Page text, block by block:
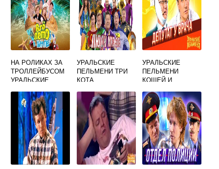
НА РОЛИКАХ ЗА
ТРОЛЛЕЙБУСОМ
УРАЛЬСКИЕ
УРАЛЬСКИЕ
ПЕЛЬМЕНИ ТРИ
КОТА
УРАЛЬСКИЕ
ПЕЛЬМЕНИ
КОЩЕЙ И
БЕССМЕРТНЫЙ
БРАТ